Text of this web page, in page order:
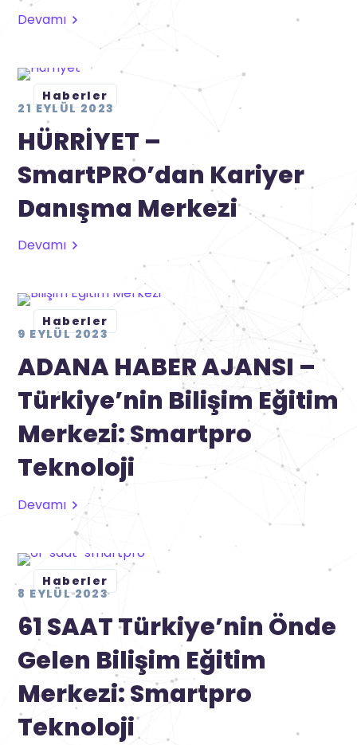
Devamı
Haberler
21 EYLÜL 2023
HÜRRİYET –
SmartPRO’dan Kariyer
Danışma Merkezi
Devamı
Haberler
9 EYLÜL 2023
ADANA HABER AJANSI –
Türkiye’nin Bilişim Eğitim
Merkezi: Smartpro
Teknoloji
Devamı
Haberler
8 EYLÜL 2023
61 SAAT Türkiye’nin Önde
Gelen Bilişim Eğitim
Merkezi: Smartpro
Teknoloji